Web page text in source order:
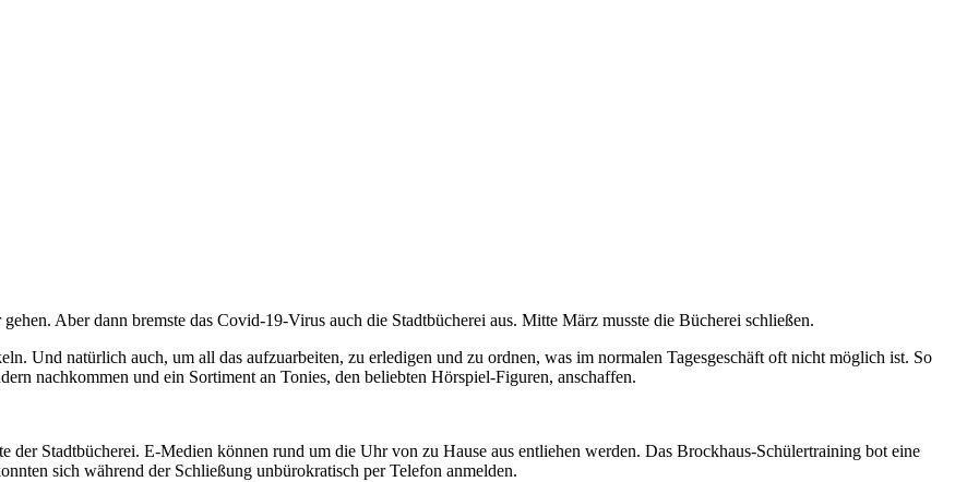
Aber dann bremste das Covid-19-Virus auch die Stadtbücherei aus. Mitte März musste die Bücherei schließen.
Und natürlich auch, um all das aufzuarbeiten, zu erledigen und zu ordnen, was im normalen Tagesgeschäft oft nicht möglich ist. So
nachkommen und ein Sortiment an Tonies, den beliebten Hörspiel-Figuren, anschaffen.
Stadtbücherei. E-Medien können rund um die Uhr von zu Hause aus entliehen werden. Das Brockhaus-Schülertraining bot eine
sich während der Schließung unbürokratisch per Telefon anmelden.